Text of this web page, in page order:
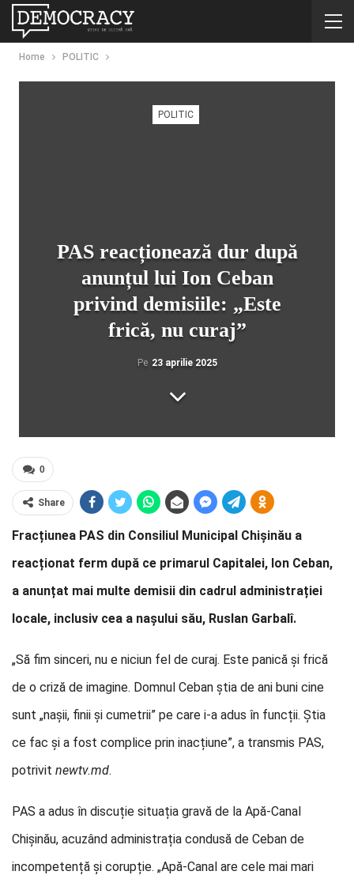
Home POLITIC
POLITIC
PAS reacționează dur după
anunțul lui Ion Ceban
privind demisiile: „Este
frică, nu curaj”
Pe 23 aprilie 2025
0
Share
Fracțiunea PAS din Consiliul Municipal Chișinău a
reacționat ferm după ce primarul Capitalei, Ion Ceban,
a anunțat mai multe demisii din cadrul administrației
locale, inclusiv cea a nașului său, Ruslan Garbalî.
„Să fim sinceri, nu e niciun fel de curaj. Este panică și frică
de o criză de imagine. Domnul Ceban știa de ani buni cine
sunt „nașii, finii și cumetrii” pe care i-a adus în funcții. Știa
ce fac și a fost complice prin inacțiune”, a transmis PAS,
potrivit newtv.md.
PAS a adus în discuție situația gravă de la Apă-Canal
Chișinău, acuzând administrația condusă de Ceban de
incompetență și corupție. „Apă-Canal are cele mai mari